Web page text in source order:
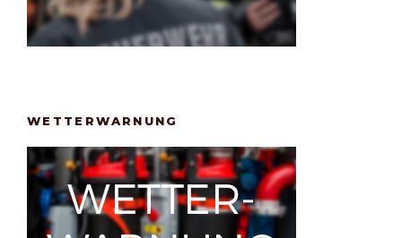
WETTERWARNUNG